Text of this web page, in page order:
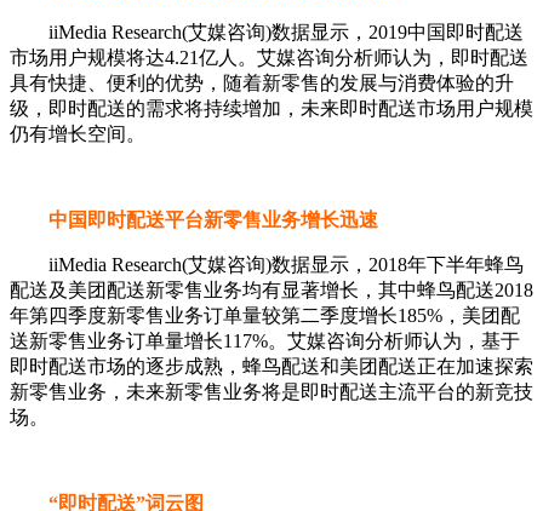
iiMedia Research(艾媒咨询)数据显示，2019中国即时配送
市场用户规模将达4.21亿人。艾媒咨询分析师认为，即时配送
具有快捷、便利的优势，随着新零售的发展与消费体验的升
级，即时配送的需求将持续增加，未来即时配送市场用户规模
仍有增长空间。
中国即时配送平台新零售业务增长迅速
iiMedia Research(艾媒咨询)数据显示，2018年下半年蜂鸟
配送及美团配送新零售业务均有显著增长，其中蜂鸟配送2018
年第四季度新零售业务订单量较第二季度增长185%，美团配
送新零售业务订单量增长117%。艾媒咨询分析师认为，基于
即时配送市场的逐步成熟，蜂鸟配送和美团配送正在加速探索
新零售业务，未来新零售业务将是即时配送主流平台的新竞技
场。
“即时配送”词云图